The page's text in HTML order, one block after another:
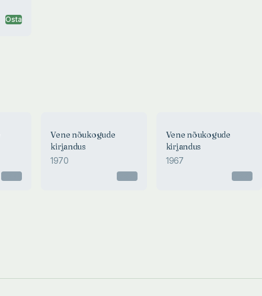
Osta
Vene nõukogude
kirjandus
1970
Vene nõukogude
kirjandus
1967